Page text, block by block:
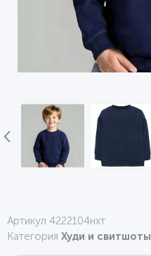
Артикул 4222104нхт
Категория Худи и свитшоты